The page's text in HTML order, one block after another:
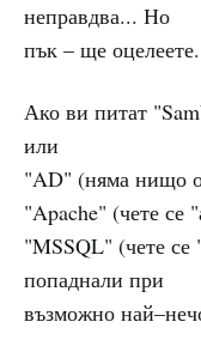
неправдва... Но
пък – ще
Ако ви питат
или
"AD" (няма нищо
"Apache" (чете
"MSSQL" (чете се
попаднали при
възможно